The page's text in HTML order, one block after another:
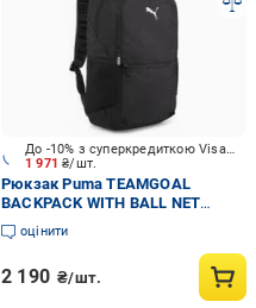
1 971₴/шт.
До -10% з суперкредиткою Visa Вигода
Рюкзак Puma TEAMGOAL
BACKPACK WITH BALL NET
09046701 24 л чорний
оцінити
2 190 ₴/шт.